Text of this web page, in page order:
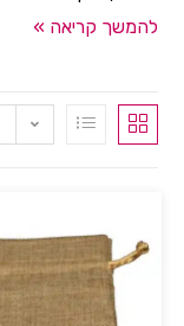
להמשך קריאה »